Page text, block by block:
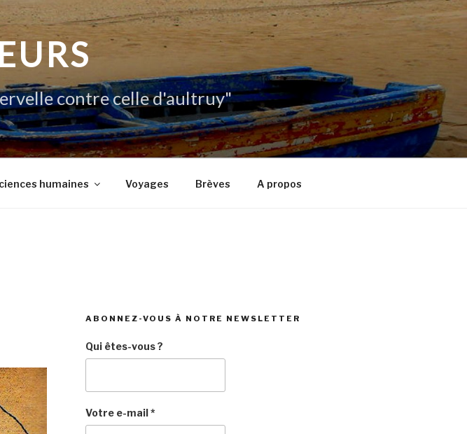
contre celle d'aultruy"
humaines Voyages Brèves A propos
ABONNEZ-VOUS À NOTRE NEWSLETTER
Qui êtes-vous ?
Votre e-mail*